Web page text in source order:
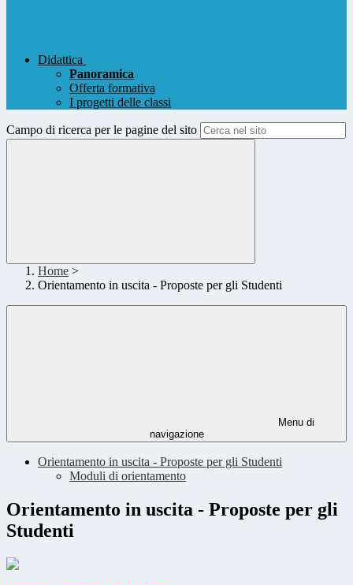
Didattica
Panoramica
Offerta formativa
I progetti delle classi
Campo di ricerca per le pagine del sito
Home >
Orientamento in uscita - Proposte per gli Studenti
Menu di
navigazione
Orientamento in uscita - Proposte per gli Studenti
Moduli di orientamento
Orientamento in uscita - Proposte per gli
Studenti